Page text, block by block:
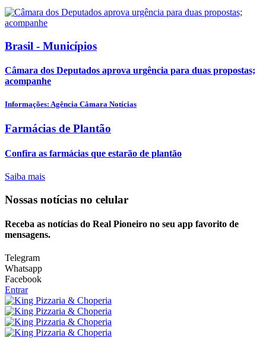
Brasil - Municípios
Câmara dos Deputados aprova urgência para duas propostas;
acompanhe
Informações: Agência Câmara Notícias
Farmácias de Plantão
Confira as farmácias que estarão de plantão
Saiba mais
Nossas notícias no celular
Receba as notícias do Real Pioneiro no seu app favorito de
mensagens.
Telegram
Whatsapp
Facebook
Entrar